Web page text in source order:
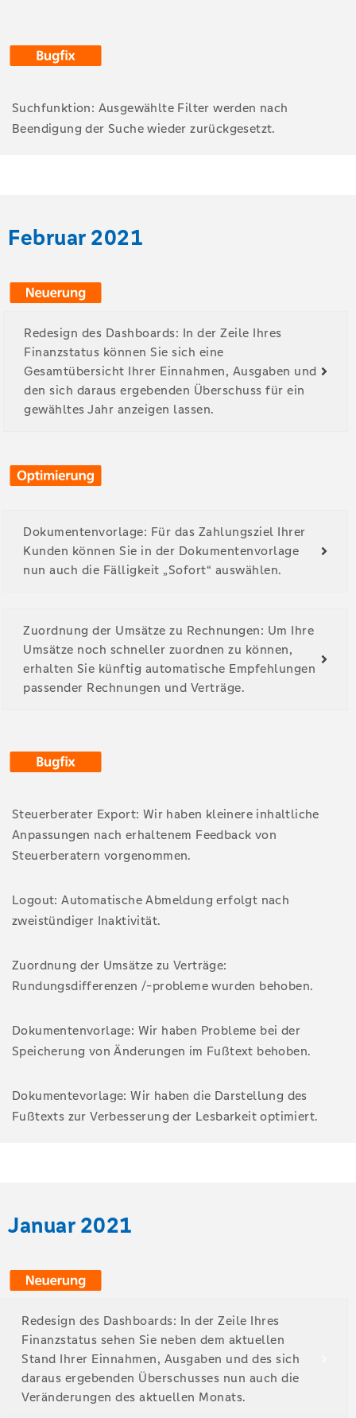
Suchfunktion: Ausgewählte Filter werden nach
Beendigung der Suche wieder zurückgesetzt.
Februar 2021
Redesign des Dashboards: In der Zeile Ihres
Finanzstatus können Sie sich eine
Gesamtübersicht Ihrer Einnahmen, Ausgaben und
den sich daraus ergebenden Überschuss für ein
gewähltes Jahr anzeigen lassen.
Dokumentenvorlage: Für das Zahlungsziel Ihrer
Kunden können Sie in der Dokumentenvorlage
nun auch die Fälligkeit „Sofort“ auswählen.
Zuordnung der Umsätze zu Rechnungen: Um Ihre
Umsätze noch schneller zuordnen zu können,
erhalten Sie künftig automatische Empfehlungen
passender Rechnungen und Verträge.
Steuerberater Export: Wir haben kleinere inhaltliche
Anpassungen nach erhaltenem Feedback von
Steuerberatern vorgenommen.
Logout: Automatische Abmeldung erfolgt nach
zweistündiger Inaktivität.
Zuordnung der Umsätze zu Verträge:
Rundungsdifferenzen /-probleme wurden behoben.
Dokumentenvorlage: Wir haben Probleme bei der
Speicherung von Änderungen im Fußtext behoben.
Dokumentevorlage: Wir haben die Darstellung des
Fußtexts zur Verbesserung der Lesbarkeit optimiert.
Januar 2021
Redesign des Dashboards: In der Zeile Ihres
Finanzstatus sehen Sie neben dem aktuellen
Stand Ihrer Einnahmen, Ausgaben und des sich
daraus ergebenden Überschusses nun auch die
Veränderungen des aktuellen Monats.